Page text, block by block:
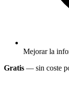
Mejorar la
Gratis — sin coste